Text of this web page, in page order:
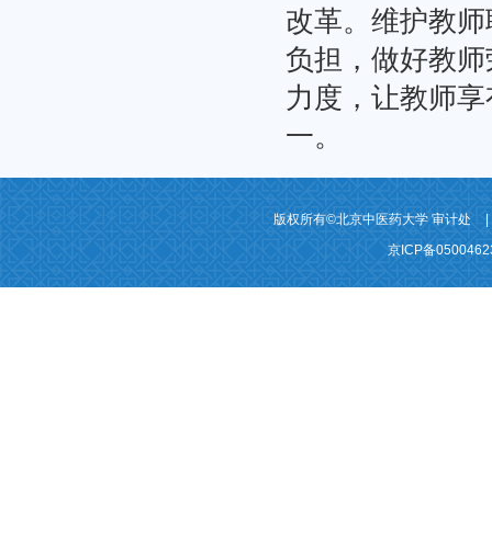
改革。维护教
负担，做好教
力度，让教师
一。
版权所有©北京中医药大学 审计处
京ICP备